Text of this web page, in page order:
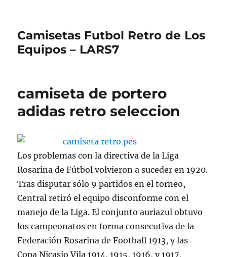
Camisetas Futbol Retro de Los
Equipos – LARS7
camiseta de portero
adidas retro seleccion
Los problemas con la directiva de la Liga
Rosarina de Fútbol volvieron a suceder en 1920.
Tras disputar sólo 9 partidos en el torneo,
Central retiró el equipo disconforme con el
manejo de la Liga. El conjunto auriazul obtuvo
los campeonatos en forma consecutiva de la
Federación Rosarina de Football 1913, y las
Copa Nicasio Vila 1914, 1915, 1916, y 1917,